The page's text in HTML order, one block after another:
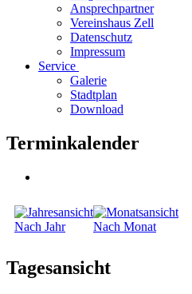
Ansprechpartner
Vereinshaus Zell
Datenschutz
Impressum
Service
Galerie
Stadtplan
Download
Terminkalender
Nach Jahr Nach Monat
Tagesansicht